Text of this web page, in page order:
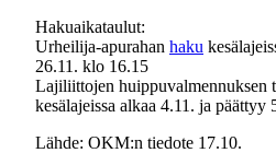
Hakuaikataulut:
Urheilija-apurahan haku
26.11. klo 16.15
Lajiliittojen huippuvalmennuksen
kesälajeissa alkaa 4.11. ja päättyy
Lähde: OKM:n tiedote 17.10.